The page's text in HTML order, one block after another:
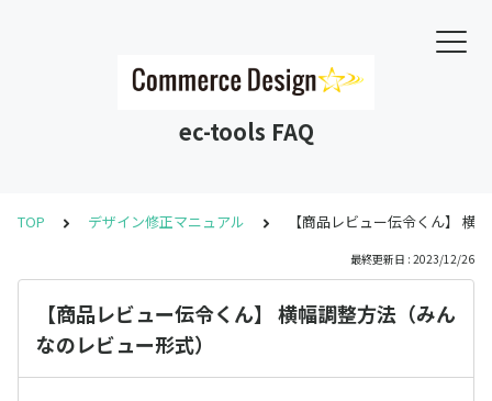
ec-tools FAQ
TOP デザイン修正マニュアル 【商品レビュー伝令くん】 横
最終更新日 : 2023/12/26
【商品レビュー伝令くん】 横幅調整方法（みん
なのレビュー形式）